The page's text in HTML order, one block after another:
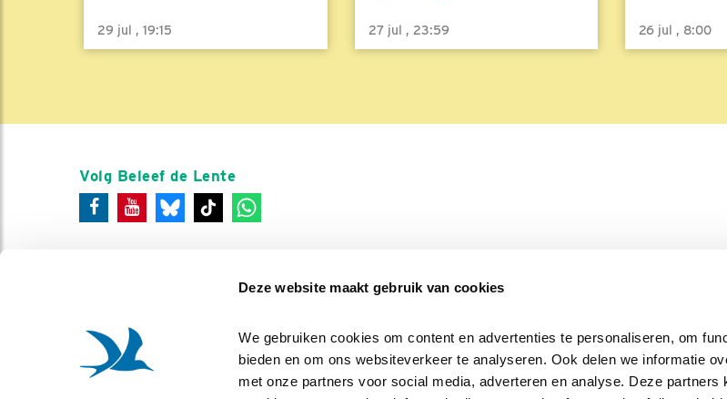
Deze website maakt gebruik van cookies
We gebruiken cookies om content en advertenties te personaliseren, om
bieden en om ons websiteverkeer te analyseren. Ook delen we informatie
met onze partners voor social media, adverteren en analyse. Deze partners
29 jul , 19:15 27 jul , 23:59 26 jul , 8:00
Volg Beleef de Lente